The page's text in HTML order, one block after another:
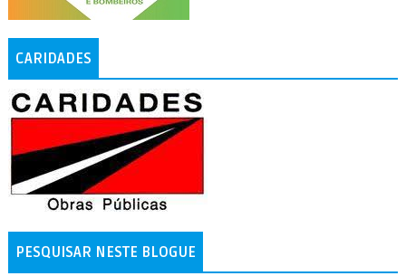
CARIDADES
PESQUISAR NESTE BLOGUE